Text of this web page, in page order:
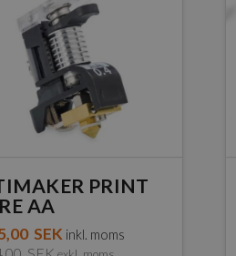
PRINT
AA
SEK inkl. moms